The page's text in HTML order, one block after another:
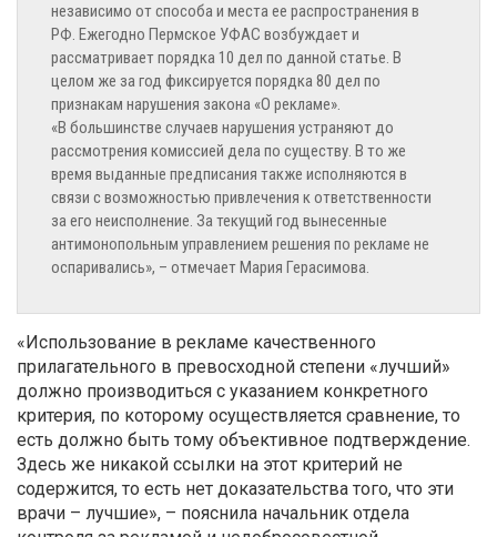
независимо от способа и места ее распространения в
РФ. Ежегодно Пермское УФАС возбуждает и
рассматривает порядка 10 дел по данной статье. В
целом же за год фиксируется порядка 80 дел по
признакам нарушения закона «О рекламе».
«В большинстве случаев нарушения устраняют до
рассмотрения комиссией дела по существу. В то же
время выданные предписания также исполняются в
связи с возможностью привлечения к ответственности
за его неисполнение. За текущий год вынесенные
антимонопольным управлением решения по рекламе не
оспаривались», – отмечает Мария Герасимова.
«Использование в рекламе качественного
прилагательного в превосходной степени «лучший»
должно производиться с указанием конкретного
критерия, по которому осуществляется сравнение, то
есть должно быть тому объективное подтверждение.
Здесь же никакой ссылки на этот критерий не
содержится, то есть нет доказательства того, что эти
врачи – лучшие», – пояснила начальник отдела